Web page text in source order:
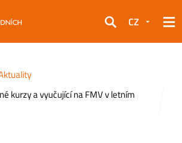
Hledat
CZ
kurzy a vyučující na FMV v letním